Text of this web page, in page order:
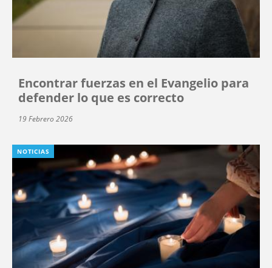
Encontrar fuerzas en el Evangelio para
defender lo que es correcto
19 Febrero 2026
NOTICIAS